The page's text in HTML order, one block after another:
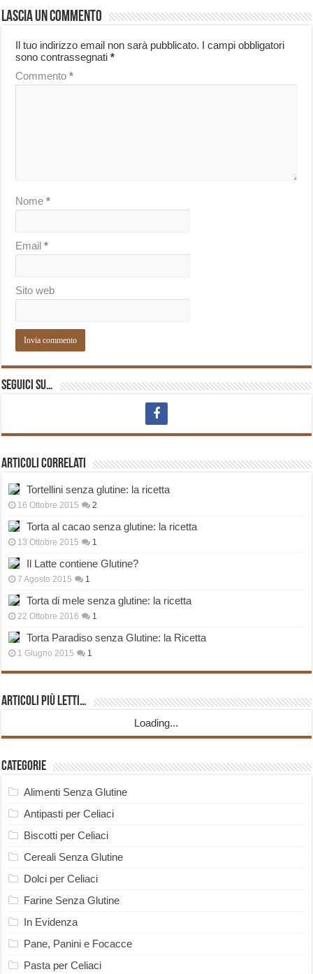
Lascia un commento
Il tuo indirizzo email non sarà pubblicato. I campi obbligatori
sono contrassegnati*
Commento*
Nome*
Email*
Sito web
Seguici su…
Articoli correlati
Tortellini senza glutine: la ricetta
16 Ottobre 2015 2
Torta al cacao senza glutine: la ricetta
13 Ottobre 2015 1
Il Latte contiene Glutine?
7 Agosto 2015 1
Torta di mele senza glutine: la ricetta
22 Ottobre 2016 1
Torta Paradiso senza Glutine: la Ricetta
1 Giugno 2015 1
Articoli più Letti…
Loading...
Categorie
Alimenti Senza Glutine
Antipasti per Celiaci
Biscotti per Celiaci
Cereali Senza Glutine
Dolci per Celiaci
Farine Senza Glutine
In Evidenza
Pane, Panini e Focacce
Pasta per Celiaci